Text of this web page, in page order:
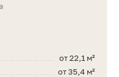
от 22,1 м²
от 35,4 м²